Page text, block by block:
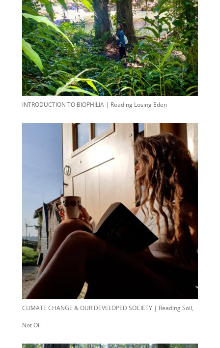
INTRODUCTION TO BIOPHILIA | Reading Losing Eden
CLIMATE CHANGE & OUR DEVELOPED SOCIETY | Reading Soil,
Not Oil